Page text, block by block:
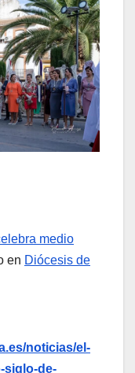
medio
en Diócesis de
noticias/el-
siglo-de-